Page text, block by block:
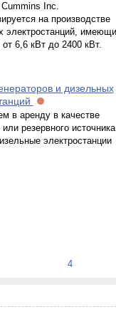
Inc.
на производстве
электростанций,
6,6 кВт до 2400 кВт.
и дизельных
в аренду в качестве
или резервного источника
электростанции
4